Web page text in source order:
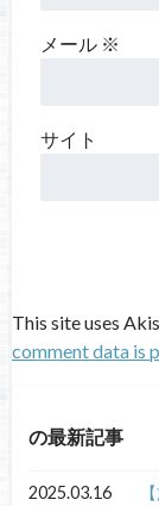
メール ※
サイト
This site uses
comment data is
の最新記事
2025.03.16